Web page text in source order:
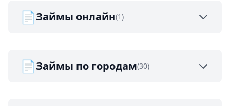
📄Займы онлайн(1)
📄Займы по городам(30)